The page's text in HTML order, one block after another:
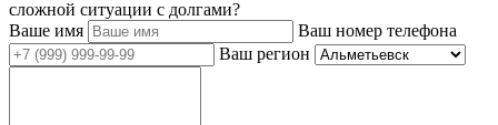
сложной ситуации с долгами?
Ваше имя
Ваш номер телефона
Ваш регион